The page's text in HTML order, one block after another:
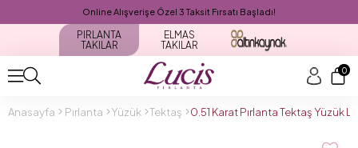
Online Alışverişe Özel 3 Taksit Fırsatı Başladı!
PIRLANTA
TAKILAR
ELMAS
TAKILAR
0
Anasayfa Pırlanta Yüzük Tektaş 0.51 Karat Pırlanta Tektaş Yüzük